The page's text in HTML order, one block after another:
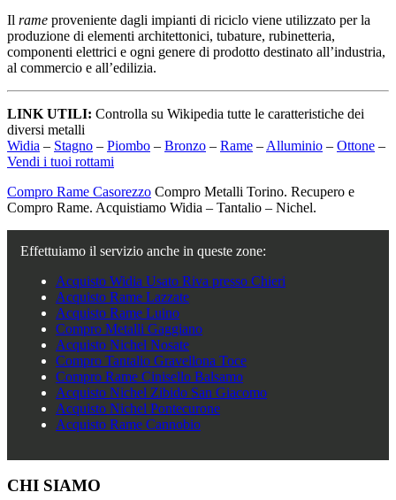
Il rame proveniente dagli impianti di riciclo viene utilizzato per la
produzione di elementi architettonici, tubature, rubinetteria,
componenti elettrici e ogni genere di prodotto destinato all’industria,
al commercio e all’edilizia.
LINK UTILI: Controlla su Wikipedia tutte le caratteristiche dei
diversi metalli
Widia – Stagno – Piombo – Bronzo – Rame – Alluminio – Ottone –
Vendi i tuoi rottami
Compro Rame Casorezzo Compro Metalli Torino. Recupero e
Compro Rame. Acquistiamo Widia – Tantalio – Nichel.
Effettuiamo il servizio anche in queste zone:
Acquisto Widia Usato Riva presso Chieri
Acquisto Rame Lazzate
Acquisto Rame Luino
Compro Metalli Gaggiano
Acquisto Nichel Nosate
Compro Tantalio Gravellona Toce
Compro Rame Cinisello Balsamo
Acquisto Nichel Zibido San Giacomo
Acquisto Nichel Pontecurone
Acquisto Rame Cannobio
Footer
CHI SIAMO